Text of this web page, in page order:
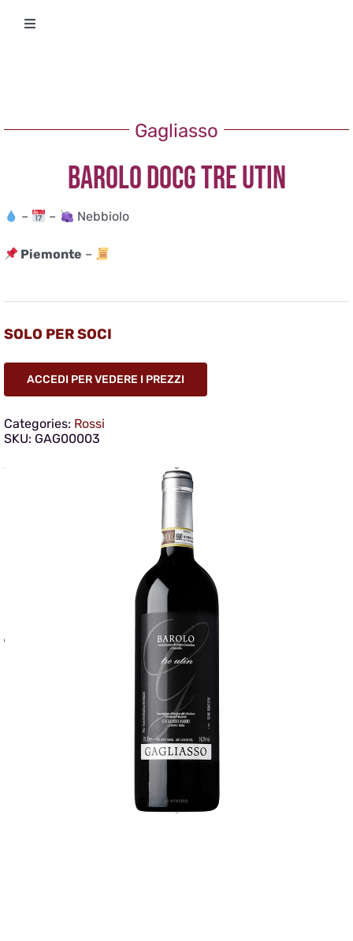
Toggle
Regala un’esperienza
Gagliasso
BAROLO DOCG TRE UTIN
– – Nebbiolo
Piemonte –
SOLO PER SOCI
ACCEDI PER VEDERE I PREZZI
Categories: Rossi
SKU: GAG00003